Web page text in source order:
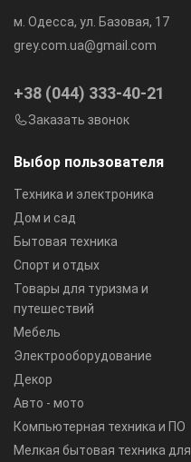
Выбор пользователя
Техника и электроника
Дом и сад
Бытовая техника
Спорт и отдых
Товары для туризма и
путешествий
Мебель
Электрооборудование
Декор
Авто - мото
Компьютерная техника и ПО
Мелкая бытовая техника для
м. Одесса, ул. Базовая, 17
grey.com.ua@gmail.com
+38 (044) 333-40-21
Заказать звонок